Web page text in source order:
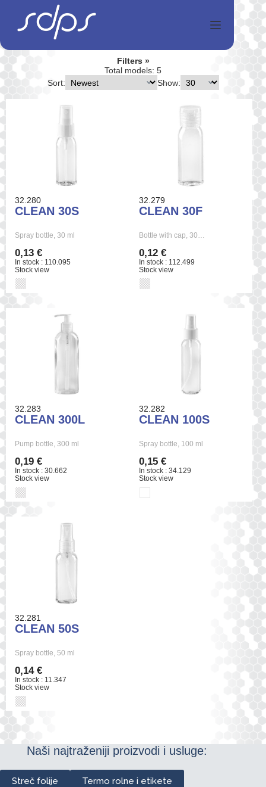
contenuto
Filters
Total models: 5
Sort:
Show:
32.280
CLEAN 30S
Spray bottle, 30 ml
0,13 €
In stock : 110.095
Stock view
32.279
CLEAN 30F
Bottle with cap, 30…
0,12 €
In stock : 112.499
Stock view
32.283
CLEAN 300L
Pump bottle, 300 ml
0,19 €
In stock : 30.662
Stock view
32.282
CLEAN 100S
Spray bottle, 100 ml
0,15 €
In stock : 34.129
Stock view
32.281
CLEAN 50S
Spray bottle, 50 ml
0,14 €
In stock : 11.347
Stock view
Naši najtraženiji proizvodi i usluge:
Streč folije Termo rolne i etikete